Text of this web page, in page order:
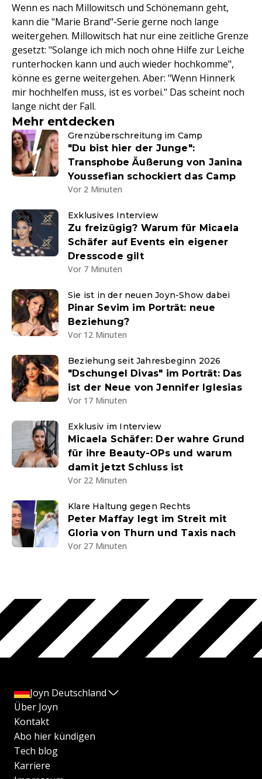
Wenn es nach Millowitsch und Schönemann geht,
kann die "Marie Brand"-Serie gerne noch lange
weitergehen. Millowitsch hat nur eine zeitliche Grenze
gesetzt: "Solange ich mich noch ohne Hilfe zur Leiche
runterhocken kann und auch wieder hochkomme",
könne es gerne weitergehen. Aber: "Wenn Hinnerk
mir hochhelfen muss, ist es vorbei." Das scheint noch
lange nicht der Fall.
Mehr entdecken
Grenzüberschreitung im Camp
"Du bist hier der Junge":
Transphobe Äußerung von Janina
Youssefian schockiert das Camp
Vor 2 Minuten
Exklusives Interview
Zu freizügig? Warum für Micaela
Schäfer auf Events ein eigener
Dresscode gilt
Vor 7 Minuten
Sie ist in der neuen Joyn-Show dabei
Pinar Sevim im Porträt: neue
Beziehung?
Vor 12 Minuten
Beziehung seit Jahresbeginn 2026
"Dschungel Divas" im Porträt: Das
ist der Neue von Jennifer Iglesias
Vor 17 Minuten
Exklusiv im Interview
Micaela Schäfer: Der wahre Grund
für ihre Beauty-OPs und warum
damit jetzt Schluss ist
Vor 22 Minuten
Klare Haltung gegen Rechts
Peter Maffay legt im Streit mit
Gloria von Thurn und Taxis nach
Vor 27 Minuten
Joyn Deutschland
Über Joyn
Kontakt
Abo hier kündigen
Tech blog
Karriere